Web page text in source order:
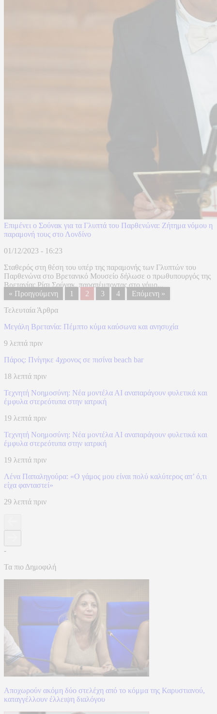
Επιμένει ο Σούνακ για τα Γλυπτά του Παρθενώνα: Ζήτημα νόμου η
παραμονή τους στο Λονδίνο
01/12/2023 - 16:23
Σταθερός στη θέση του υπέρ της παραμονής των Γλυπτών του
Παρθενώνα στο Βρετανικό Μουσείο δήλωσε ο πρωθυπουργός της
Βρετανίας Ρίσι Σούνακ, παραπέμποντας στο νόμο...
« Προηγούμενη
1 2 3 4
Επόμενη »
Τελευταία Άρθρα
Μεγάλη Βρετανία: Πέμπτο κύμα καύσωνα και ανησυχία
9 λεπτά πριν
Πάρος: Πνίγηκε 4χρονος σε πισίνα beach bar
18 λεπτά πριν
Τεχνητή Νοημοσύνη: Νέα μοντέλα ΑΙ αναπαράγουν φυλετικά και
έμφυλα στερεότυπα στην ιατρική
19 λεπτά πριν
Τεχνητή Νοημοσύνη: Νέα μοντέλα ΑΙ αναπαράγουν φυλετικά και
έμφυλα στερεότυπα στην ιατρική
19 λεπτά πριν
Λένα Παπαληγούρα: «Ο γάμος μου είναι πολύ καλύτερος απ’ ό,τι
είχα φανταστεί»
29 λεπτά πριν
-
Τα πιο Δημοφιλή
Αποχωρούν ακόμη δύο στελέχη από το κόμμα της Καρυστιανού,
καταγγέλλουν έλλειψη διαλόγου